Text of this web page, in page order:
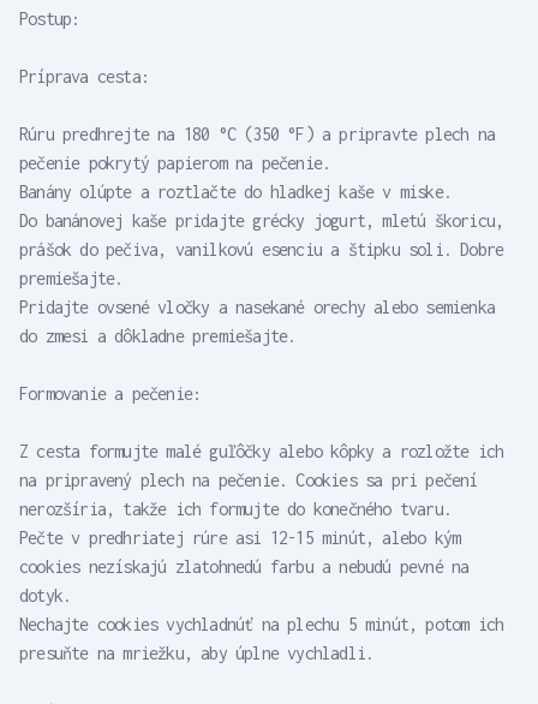
Postup:
Príprava cesta:
Rúru predhrejte na 180 °C (350 °F) a pripravte plech na
pečenie pokrytý papierom na pečenie.
Banány olúpte a roztlačte do hladkej kaše v miske.
Do banánovej kaše pridajte grécky jogurt, mletú škoricu,
prášok do pečiva, vanilkovú esenciu a štipku soli. Dobre
premiešajte.
Pridajte ovsené vločky a nasekané orechy alebo semienka
do zmesi a dôkladne premiešajte.
Formovanie a pečenie:
Z cesta formujte malé guľôčky alebo kôpky a rozložte ich
na pripravený plech na pečenie. Cookies sa pri pečení
nerozšíria, takže ich formujte do konečného tvaru.
Pečte v predhriatej rúre asi 12-15 minút, alebo kým
cookies nezískajú zlatohnedú farbu a nebudú pevné na
dotyk.
Nechajte cookies vychladnúť na plechu 5 minút, potom ich
presuňte na mriežku, aby úplne vychladli.